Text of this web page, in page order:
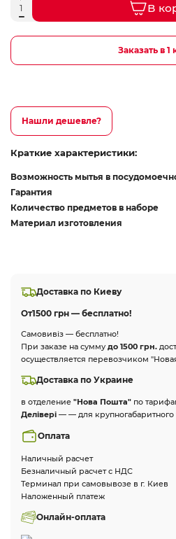
В
Заказать в 1
Нашли дешевле?
Краткие характеристики:
Возможность мытья в
Гарантия
Количество предметов в наборе
Материал изготовления
Доставка по Киеву
От1500 грн — бесплатно!
Самовивіз — бесплатно!
При заказе на сумму до 1500 грн.
осуществляется перевозчиком
Доставка по Украине
в отделение "Нова Пошта" по
Делівері — — для крупногабаритного
Оплата
Наличный расчет
Безналичный расчет с НДС
Терминал при самовывозе в г. Киев
Наложенный платеж
Онлайн-оплата